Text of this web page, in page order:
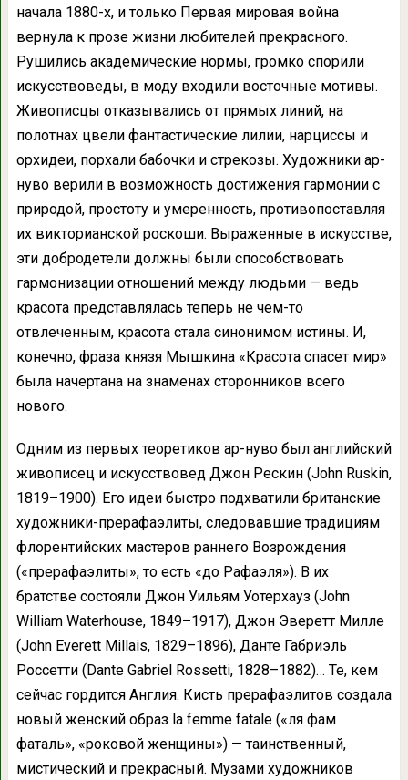
начала 1880-х, и только Первая мировая война
вернула к прозе жизни любителей прекрасного.
Рушились академические нормы, громко спорили
искусствоведы, в моду входили восточные мотивы.
Живописцы отказывались от прямых линий, на
полотнах цвели фантастические лилии, нарциссы и
орхидеи, порхали бабочки и стрекозы. Художники ар-
нуво верили в возможность достижения гармонии с
природой, простоту и умеренность, противопоставляя
их викторианской роскоши. Выраженные в искусстве,
эти добродетели должны были способствовать
гармонизации отношений между людьми — ведь
красота представлялась теперь не чем-то
отвлеченным, красота стала синонимом истины. И,
конечно, фраза князя Мышкина «Красота спасет мир»
была начертана на знаменах сторонников всего
нового.
Одним из первых теоретиков ар-нуво был английский
живописец и искусствовед Джон Рескин (John Ruskin,
1819–1900). Его идеи быстро подхватили британские
художники-прерафаэлиты, следовавшие традициям
флорентийских мастеров раннего Возрождения
(«прерафаэлиты», то есть «до Рафаэля»). В их
братстве состояли Джон Уильям Уотерхауз (John
William Waterhouse, 1849–1917), Джон Эверетт Милле
(John Everett Millais, 1829–1896), Данте Габриэль
Россетти (Dante Gabriel Rossetti, 1828–1882)… Те, кем
сейчас гордится Англия. Кисть прерафаэлитов создала
новый женский образ la femme fatale («ля фам
фаталь», «роковой женщины») — таинственный,
мистический и прекрасный. Музами художников